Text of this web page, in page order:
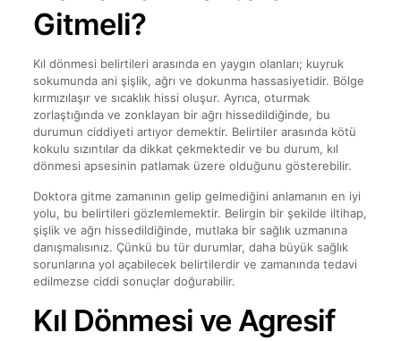
Gitmeli?
Kıl dönmesi belirtileri arasında en yaygın olanları; kuyruk
sokumunda ani şişlik, ağrı ve dokunma hassasiyetidir. Bölge
kırmızılaşır ve sıcaklık hissi oluşur. Ayrıca, oturmak
zorlaştığında ve zonklayan bir ağrı hissedildiğinde, bu
durumun ciddiyeti artıyor demektir. Belirtiler arasında kötü
kokulu sızıntılar da dikkat çekmektedir ve bu durum, kıl
dönmesi apsesinin patlamak üzere olduğunu gösterebilir.
Doktora gitme zamanının gelip gelmediğini anlamanın en iyi
yolu, bu belirtileri gözlemlemektir. Belirgin bir şekilde iltihap,
şişlik ve ağrı hissedildiğinde, mutlaka bir sağlık uzmanına
danışmalısınız. Çünkü bu tür durumlar, daha büyük sağlık
sorunlarına yol açabilecek belirtilerdir ve zamanında tedavi
edilmezse ciddi sonuçlar doğurabilir.
Kıl Dönmesi ve Agresif